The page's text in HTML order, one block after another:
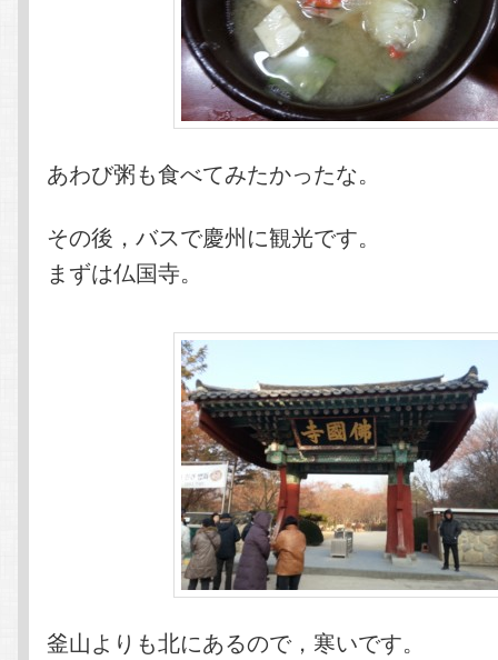
あわび粥も食べてみたかったな。
その後，バスで慶州に観光です。
まずは仏国寺。
釜山よりも北にあるので，寒いです。